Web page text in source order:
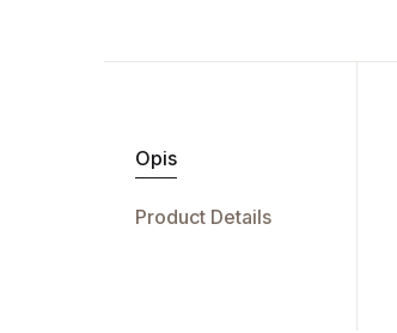
Opis
Product Details